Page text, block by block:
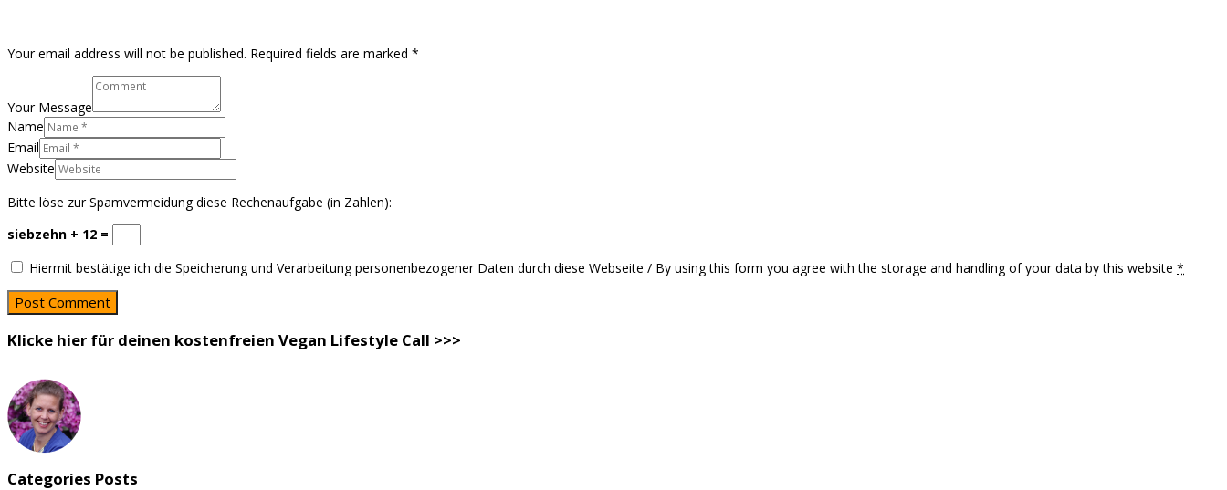
Your email address will not be published. Required fields are marked *
Your Message
Name
Email
Website
Bitte löse zur Spamvermeidung diese Rechenaufgabe (in Zahlen):
siebzehn + 12 =
Hiermit bestätige ich die Speicherung und Verarbeitung personenbezogener Daten durch diese Webseite / By using this form you agree with the storage and handling of your data by this website *
Klicke hier für deinen kostenfreien Vegan Lifestyle Call >>>
Categories Posts